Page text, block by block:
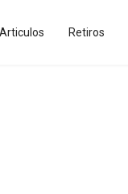
Articulos Retiros